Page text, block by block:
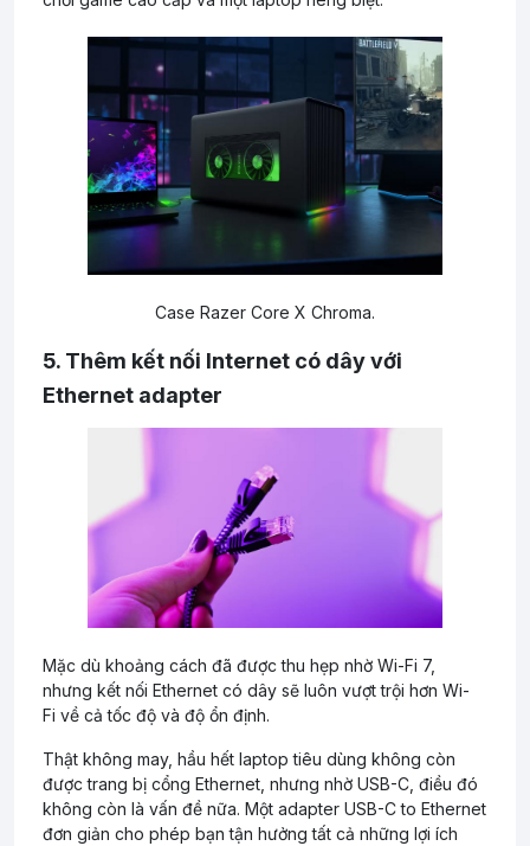
Case Razer Core X Chroma.
5. Thêm kết nối Internet có dây với
Ethernet adapter
Mặc dù khoảng cách đã được thu hẹp nhờ Wi-Fi 7,
nhưng kết nối Ethernet có dây sẽ luôn vượt trội hơn Wi-
Fi về cả tốc độ và độ ổn định.
Thật không may, hầu hết laptop tiêu dùng không còn
được trang bị cổng Ethernet, nhưng nhờ USB-C, điều đó
không còn là vấn đề nữa. Một adapter USB-C to Ethernet
đơn giản cho phép bạn tận hưởng tất cả những lợi ích